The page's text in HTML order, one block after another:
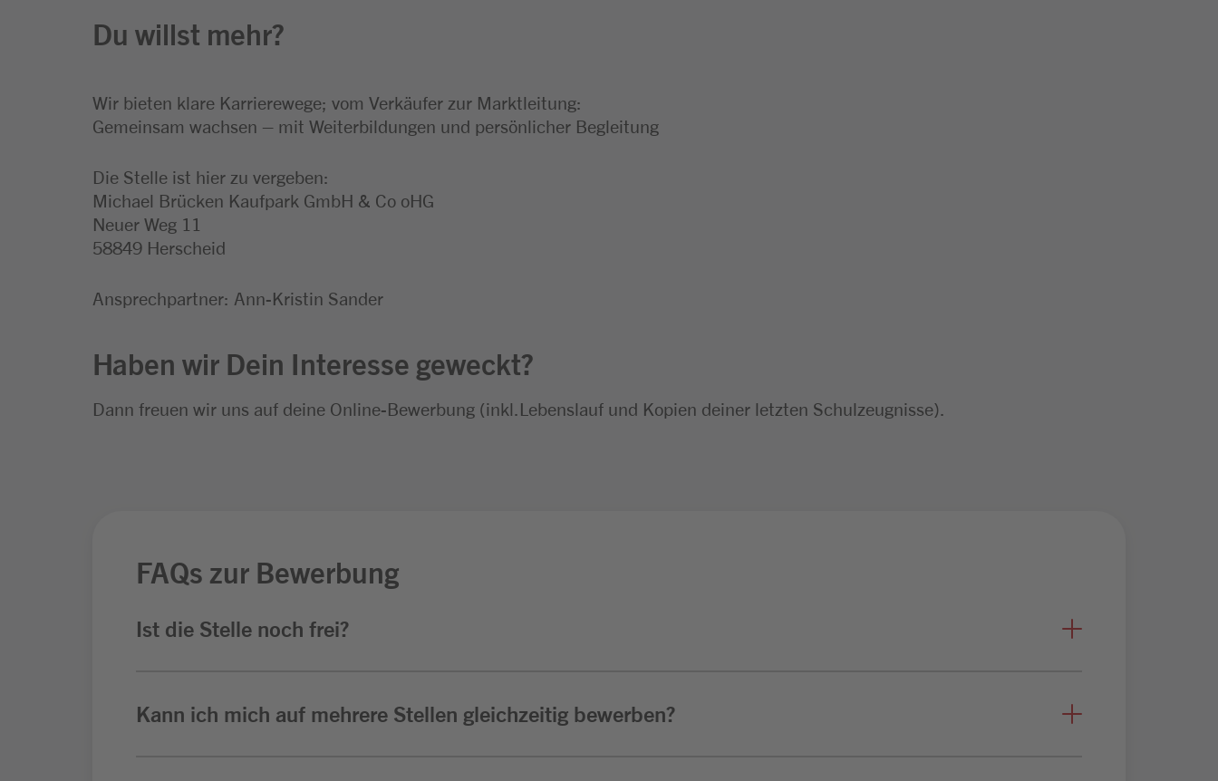
Du willst mehr?
Wir bieten klare Karrierewege; vom Verkäufer zur Marktleitung:
Gemeinsam wachsen – mit Weiterbildungen und persönlicher Begleitung
Die Stelle ist hier zu vergeben:
Michael Brücken Kaufpark GmbH & Co oHG
Neuer Weg 11
58849 Herscheid
Ansprechpartner: Ann-Kristin Sander
Haben wir Dein Interesse geweckt?
Dann freuen wir uns auf deine Online-Bewerbung (inkl.Lebenslauf und Kopien deiner letzten Schulzeugnisse).
FAQs zur Bewerbung
Ist die Stelle noch frei?
Kann ich mich auf mehrere Stellen gleichzeitig bewerben?